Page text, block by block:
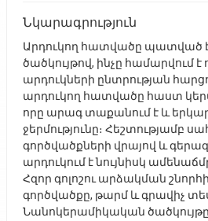
Նկարագրություն
Արդուկող հատվածը պատված
ծածկույթով, ինչը համարվում
արդուկների ընտրության
արդուկող հատվածը հաստ
որը արագ տաքանում է և
ջերմությունը։ Հեշտությամբ
գործվածքների վրայով և
արդուկում է նույնիսկ
Հզոր գոլոշու արձակման
գործվածքը, թարմ և գրավիչ
Նանոկերամիկական